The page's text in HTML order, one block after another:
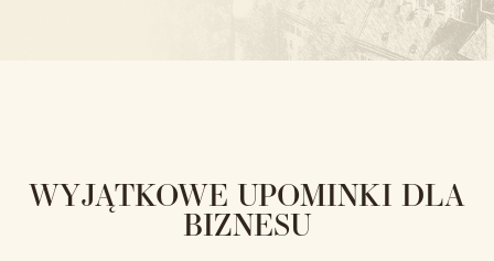
WYJĄTKOWE UPOMINKI DLA
BIZNESU